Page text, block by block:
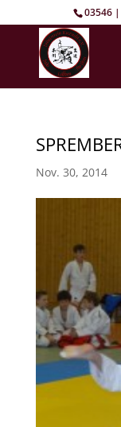
03546
Nov. 30, 2014